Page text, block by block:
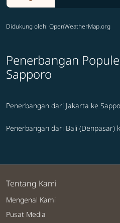
Didukung oleh: OpenWeatherMap.org
Penerbangan
Sapporo
Penerbangan dari Jakarta ke
Penerbangan dari Bali (Denpasar)
Tentang Kami
Mengenal Kami
Pusat Media